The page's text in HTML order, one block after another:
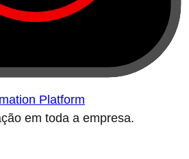
Platform
em toda a empresa.